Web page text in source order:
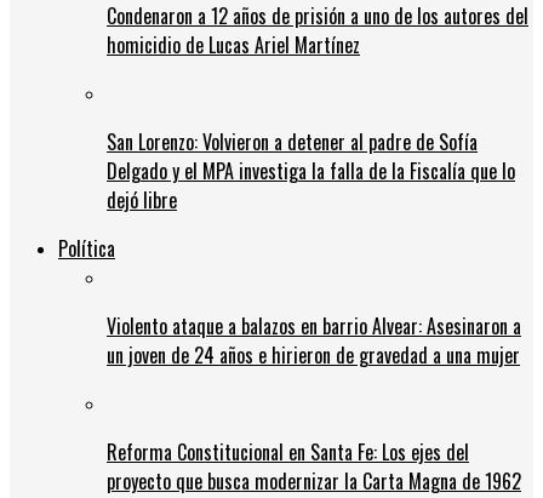
Condenaron a 12 años de prisión a uno de los autores del
homicidio de Lucas Ariel Martínez
San Lorenzo: Volvieron a detener al padre de Sofía
Delgado y el MPA investiga la falla de la Fiscalía que lo
dejó libre
Política
Violento ataque a balazos en barrio Alvear: Asesinaron a
un joven de 24 años e hirieron de gravedad a una mujer
Reforma Constitucional en Santa Fe: Los ejes del
proyecto que busca modernizar la Carta Magna de 1962